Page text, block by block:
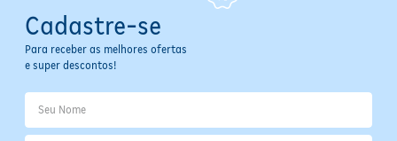
Cadastre-se
Para receber as melhores ofertas
e super descontos!